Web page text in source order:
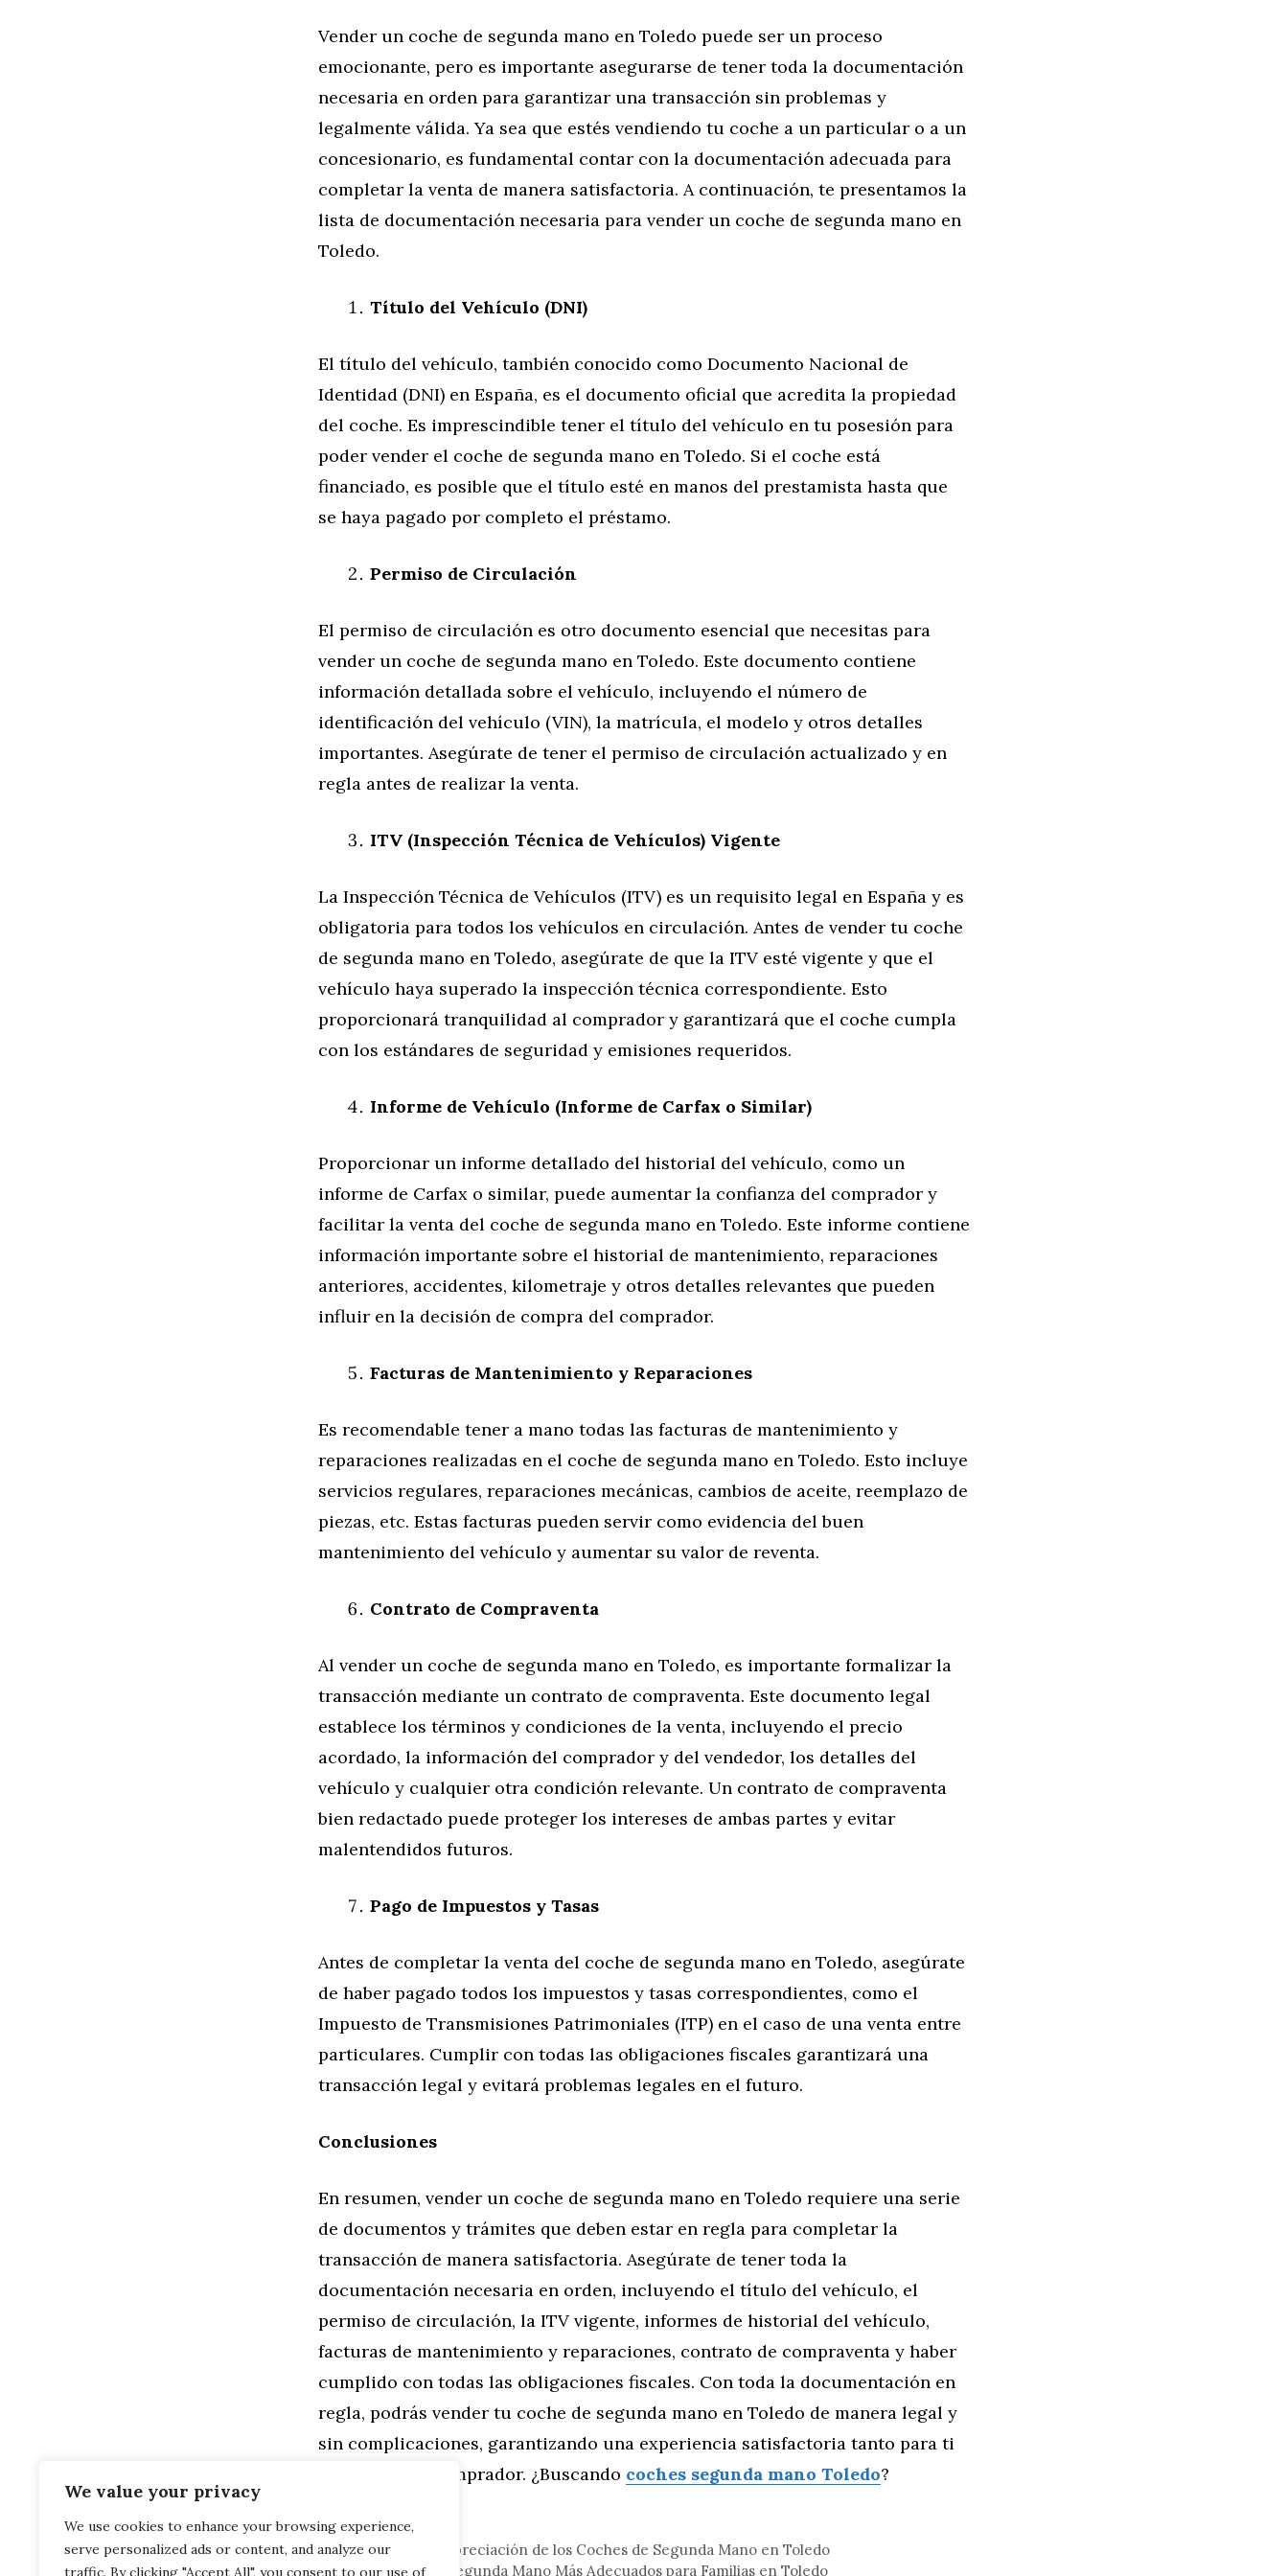
We value your privacy
We use cookies to enhance your browsing experience,
serve personalized ads or content, and analyze our
traffic. By clicking "Accept All", you consent to our use of
Vender un coche de segunda mano en Toledo puede ser un proceso
emocionante, pero es importante asegurarse de tener toda la documentación
necesaria en orden para garantizar una transacción sin problemas y
legalmente válida. Ya sea que estés vendiendo tu coche a un particular o a un
concesionario, es fundamental contar con la documentación adecuada para
completar la venta de manera satisfactoria. A continuación, te presentamos la
lista de documentación necesaria para vender un coche de segunda mano en
Toledo.
Título del Vehículo (DNI)
El título del vehículo, también conocido como Documento Nacional de
Identidad (DNI) en España, es el documento oficial que acredita la propiedad
del coche. Es imprescindible tener el título del vehículo en tu posesión para
poder vender el coche de segunda mano en Toledo. Si el coche está
financiado, es posible que el título esté en manos del prestamista hasta que
se haya pagado por completo el préstamo.
Permiso de Circulación
El permiso de circulación es otro documento esencial que necesitas para
vender un coche de segunda mano en Toledo. Este documento contiene
información detallada sobre el vehículo, incluyendo el número de
identificación del vehículo (VIN), la matrícula, el modelo y otros detalles
importantes. Asegúrate de tener el permiso de circulación actualizado y en
regla antes de realizar la venta.
ITV (Inspección Técnica de Vehículos) Vigente
La Inspección Técnica de Vehículos (ITV) es un requisito legal en España y es
obligatoria para todos los vehículos en circulación. Antes de vender tu coche
de segunda mano en Toledo, asegúrate de que la ITV esté vigente y que el
vehículo haya superado la inspección técnica correspondiente. Esto
proporcionará tranquilidad al comprador y garantizará que el coche cumpla
con los estándares de seguridad y emisiones requeridos.
Informe de Vehículo (Informe de Carfax o Similar)
Proporcionar un informe detallado del historial del vehículo, como un
informe de Carfax o similar, puede aumentar la confianza del comprador y
facilitar la venta del coche de segunda mano en Toledo. Este informe contiene
información importante sobre el historial de mantenimiento, reparaciones
anteriores, accidentes, kilometraje y otros detalles relevantes que pueden
influir en la decisión de compra del comprador.
Facturas de Mantenimiento y Reparaciones
Es recomendable tener a mano todas las facturas de mantenimiento y
reparaciones realizadas en el coche de segunda mano en Toledo. Esto incluye
servicios regulares, reparaciones mecánicas, cambios de aceite, reemplazo de
piezas, etc. Estas facturas pueden servir como evidencia del buen
mantenimiento del vehículo y aumentar su valor de reventa.
Contrato de Compraventa
Al vender un coche de segunda mano en Toledo, es importante formalizar la
transacción mediante un contrato de compraventa. Este documento legal
establece los términos y condiciones de la venta, incluyendo el precio
acordado, la información del comprador y del vendedor, los detalles del
vehículo y cualquier otra condición relevante. Un contrato de compraventa
bien redactado puede proteger los intereses de ambas partes y evitar
malentendidos futuros.
Pago de Impuestos y Tasas
Antes de completar la venta del coche de segunda mano en Toledo, asegúrate
de haber pagado todos los impuestos y tasas correspondientes, como el
Impuesto de Transmisiones Patrimoniales (ITP) en el caso de una venta entre
particulares. Cumplir con todas las obligaciones fiscales garantizará una
transacción legal y evitará problemas legales en el futuro.
Conclusiones
En resumen, vender un coche de segunda mano en Toledo requiere una serie
de documentos y trámites que deben estar en regla para completar la
transacción de manera satisfactoria. Asegúrate de tener toda la
documentación necesaria en orden, incluyendo el título del vehículo, el
permiso de circulación, la ITV vigente, informes de historial del vehículo,
facturas de mantenimiento y reparaciones, contrato de compraventa y haber
cumplido con todas las obligaciones fiscales. Con toda la documentación en
regla, podrás vender tu coche de segunda mano en Toledo de manera legal y
sin complicaciones, garantizando una experiencia satisfactoria tanto para ti
como para el comprador. ¿Buscando coches segunda mano Toledo?
Categorías
General,Motor
Análisis de la Depreciación de los Coches de Segunda Mano en Toledo
Los Coches de Segunda Mano Más Adecuados para Familias en Toledo